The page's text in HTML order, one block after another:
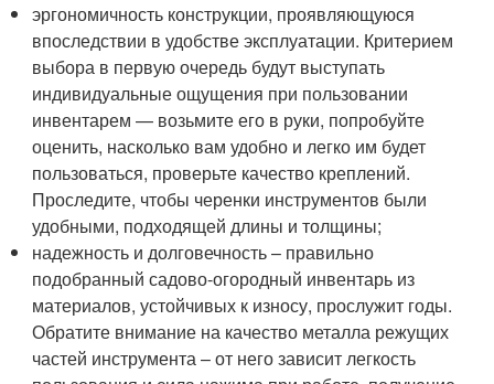
эргономичность конструкции, проявляющуюся
впоследствии в удобстве эксплуатации. Критерием
выбора в первую очередь будут выступать
индивидуальные ощущения при пользовании
инвентарем — возьмите его в руки, попробуйте
оценить, насколько вам удобно и легко им будет
пользоваться, проверьте качество креплений.
Проследите, чтобы черенки инструментов были
удобными, подходящей длины и толщины;
надежность и долговечность – правильно
подобранный садово-огородный инвентарь из
материалов, устойчивых к износу, прослужит годы.
Обратите внимание на качество металла режущих
частей инструмента – от него зависит легкость